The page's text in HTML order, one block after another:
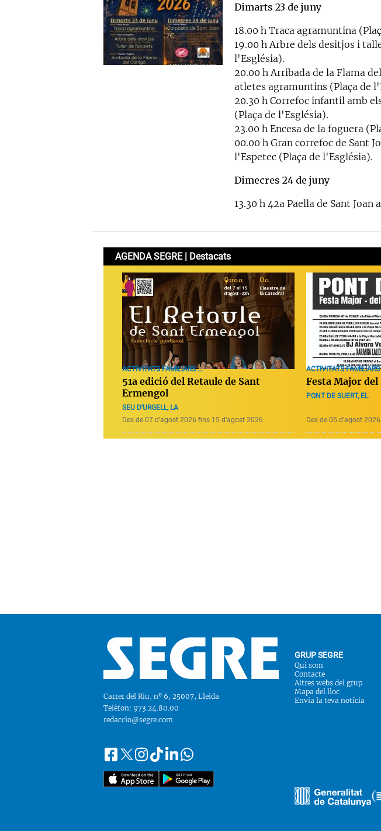
Dimarts 23 de juny
18.00 h Traca agramuntina
19.00 h Arbre dels desitjos i
l'Església).
20.00 h Arribada de la Flama
atletes agramuntins (Plaça de
20.30 h Correfoc infantil amb
(Plaça de l'Església).
23.00 h Encesa de la foguera
00.00 h Gran correfoc de Sant
l'Espetec (Plaça de l'Església).
Dimecres 24 de juny
13.30 h 42a Paella de Sant
AGENDA SEGRE | Destacats
ACTIVITATS FAMILIARS ...
51a edició del Retaule de Sant
Ermengol
SEU D'URGELL, LA
Des de 07 d’agost 2026 fins 15 d’agost 2026
ACTIVITATS
Festa Major
PONT DE SUERT, EL
Des de 05 d’agost
Carrer del Riu, nº 6, 25007, Lleida
Telèfon: 973.24.80.00
redaccio@segre.com
Segueix-
nos
a::
FacebookInstagram
TiktokLinkedin
Whatsapp
GRUP SEGRE
Qui som
Contacte
Altres webs del grup
Mapa del lloc
Envia la teva notícia